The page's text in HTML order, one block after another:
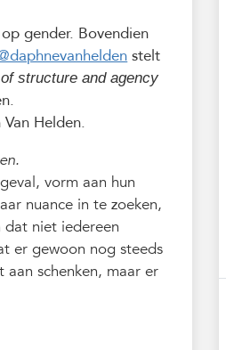
gender. Bovendien
stelt
structure and agency
Helden.
vorm aan hun
nuance in te zoeken,
niet iedereen
er gewoon nog steeds
schenken, maar er